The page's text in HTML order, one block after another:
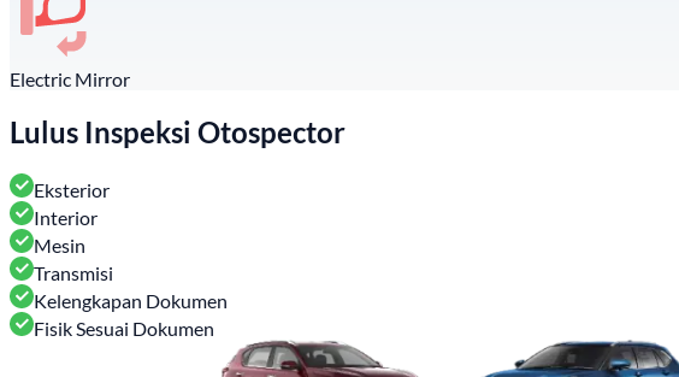
Electric Mirror
Lulus Inspeksi Otospector
Eksterior
Interior
Mesin
Transmisi
Kelengkapan Dokumen
Fisik Sesuai Dokumen